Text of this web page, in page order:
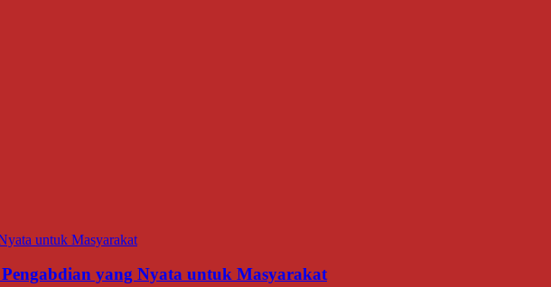
yang Nyata untuk Masyarakat